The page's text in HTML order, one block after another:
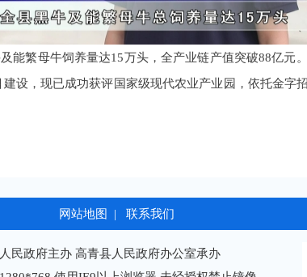
能繁母牛饲养量达15万头，全产业链产值突破88亿元
设，现已成功获评国家级现代农业产业园，依托金字
网站地图 | 联系我们
民政府主办 高青县人民政府办公室承办